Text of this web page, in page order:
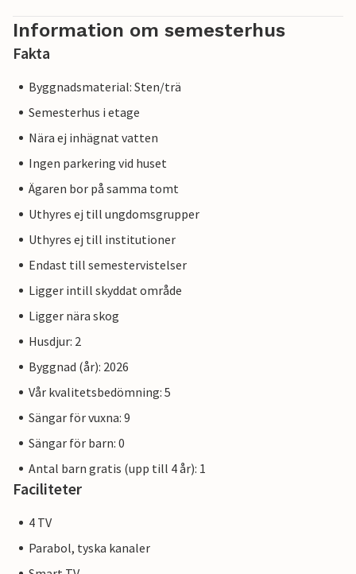
Information om semesterhus
Fakta
Byggnadsmaterial: Sten/trä
Semesterhus i etage
Nära ej inhägnat vatten
Ingen parkering vid huset
Ägaren bor på samma tomt
Uthyres ej till ungdomsgrupper
Uthyres ej till institutioner
Endast till semestervistelser
Ligger intill skyddat område
Ligger nära skog
Husdjur: 2
Byggnad (år): 2026
Vår kvalitetsbedömning: 5
Sängar för vuxna: 9
Sängar för barn: 0
Antal barn gratis (upp till 4 år): 1
Faciliteter
4 TV
Parabol, tyska kanaler